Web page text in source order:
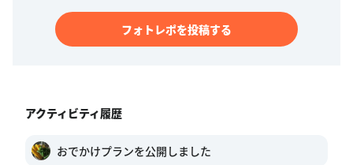
フォトレポを投稿する
アクティビティ履歴
おでかけプランを公開しました